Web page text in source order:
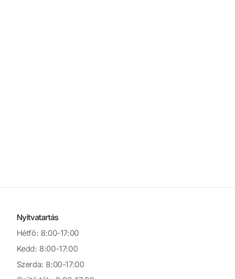
Nyitvatartás
Hétfő: 8:00-17:00
Kedd: 8:00-17:00
Szerda: 8:00-17:00